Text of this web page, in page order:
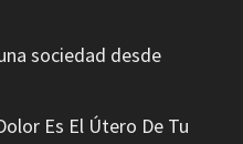
sociedad desde
Es El Útero De Tu